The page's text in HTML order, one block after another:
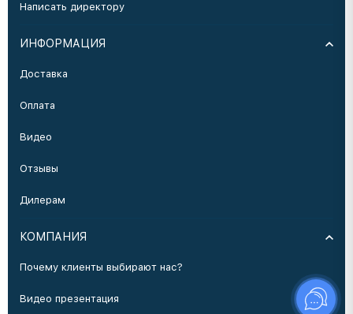
Написать директору
ИНФОРМАЦИЯ
Доставка
Оплата
Видео
Отзывы
Дилерам
КОМПАНИЯ
Почему клиенты выбирают нас?
Видео презентация